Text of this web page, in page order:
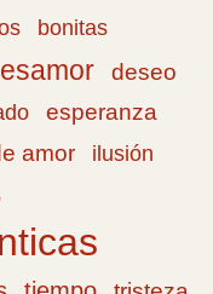
bonitas
deseo
esperanza
amor
ilusión